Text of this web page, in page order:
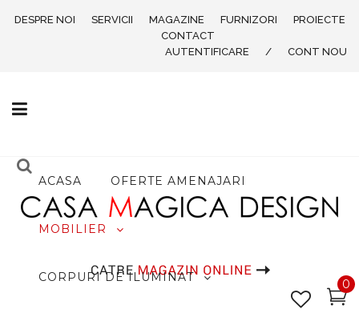
DESPRE NOI SERVICII MAGAZINE FURNIZORI
PROIECTE
CONTACT
AUTENTIFICARE
/ CONT NOU
0
ACASA OFERTE AMENAJARI
MOBILIER
CORPURI DE ILUMINAT